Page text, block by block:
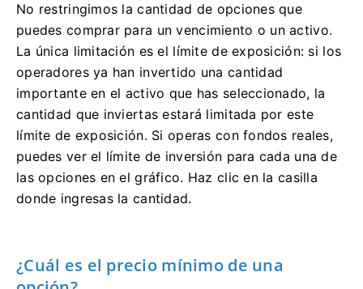
No restringimos la cantidad de opciones que
puedes comprar para un vencimiento o un activo.
La única limitación es el límite de exposición: si los
operadores ya han invertido una cantidad
importante en el activo que has seleccionado, la
cantidad que inviertas estará limitada por este
límite de exposición. Si operas con fondos reales,
puedes ver el límite de inversión para cada una de
las opciones en el gráfico. Haz clic en la casilla
donde ingresas la cantidad.
¿Cuál es el precio mínimo de una